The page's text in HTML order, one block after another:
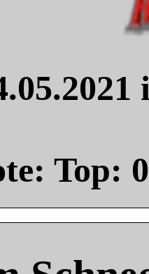
Top: 0